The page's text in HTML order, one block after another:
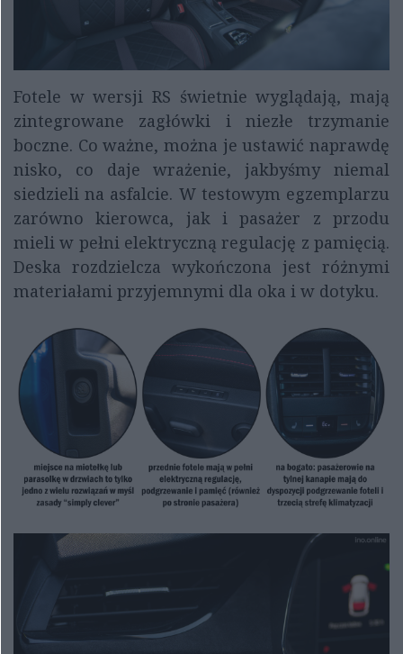
Fotele w wersji RS świetnie wyglądają, mają
zintegrowane zagłówki i niezłe trzymanie
boczne. Co ważne, można je ustawić naprawdę
nisko, co daje wrażenie, jakbyśmy niemal
siedzieli na asfalcie. W testowym egzemplarzu
zarówno kierowca, jak i pasażer z przodu
mieli w pełni elektryczną regulację z pamięcią.
Deska rozdzielcza wykończona jest różnymi
materiałami przyjemnymi dla oka i w dotyku.